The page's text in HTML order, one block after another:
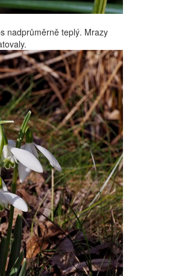
nadprůměrně teplý. Mrazy